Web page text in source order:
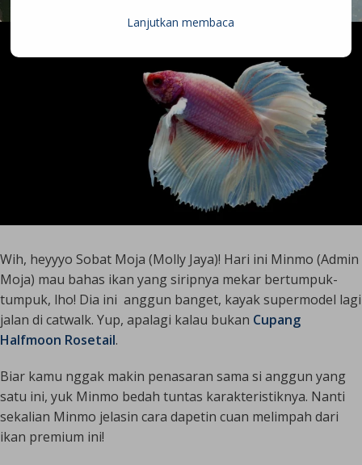
Wih, heyyyo Sobat Moja (Molly Jaya)! Hari ini Minmo (Admin
Moja) mau bahas ikan yang siripnya mekar bertumpuk-
tumpuk, lho! Dia ini anggun banget, kayak supermodel lagi
jalan di catwalk. Yup, apalagi kalau bukan Cupang
Halfmoon Rosetail.
Biar kamu nggak makin penasaran sama si anggun yang
satu ini, yuk Minmo bedah tuntas karakteristiknya. Nanti
sekalian Minmo jelasin cara dapetin cuan melimpah dari
ikan premium ini!
Lanjutkan membaca